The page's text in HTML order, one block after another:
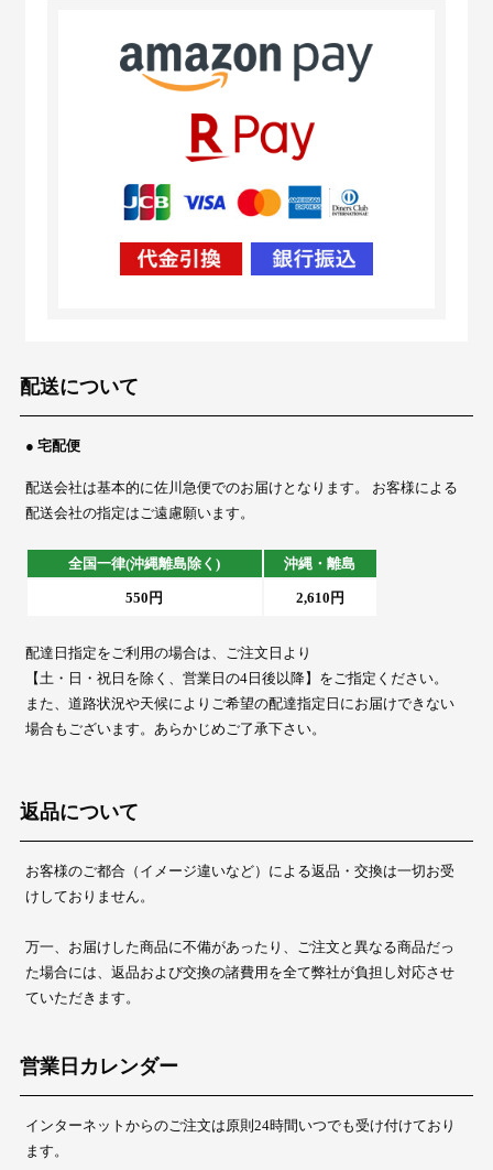
配送について
● 宅配便
配送会社は基本的に佐川急便でのお届けとなります。 お客様による
配送会社の指定はご遠慮願います。
全国一律(沖縄離島除く) 沖縄・離島
550円 2,610円
配達日指定をご利用の場合は、ご注文日より
【土・日・祝日を除く、営業日の4日後以降】をご指定ください。
また、道路状況や天候によりご希望の配達指定日にお届けできない
場合もございます。あらかじめご了承下さい。
返品について
お客様のご都合（イメージ違いなど）による返品・交換は一切お受
けしておりません。
万一、お届けした商品に不備があったり、ご注文と異なる商品だっ
た場合には、返品および交換の諸費用を全て弊社が負担し対応させ
ていただきます。
営業日カレンダー
インターネットからのご注文は原則24時間いつでも受け付けており
ます。